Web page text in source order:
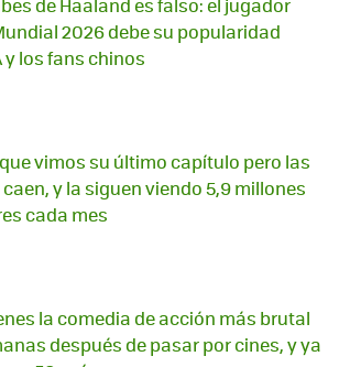
2026 debe su popularidad
y los fans chinos
vimos su último capítulo pero las
y la siguen viendo 5,9 millones
cada mes
la comedia de acción más brutal
después de pasar por cines, y ya